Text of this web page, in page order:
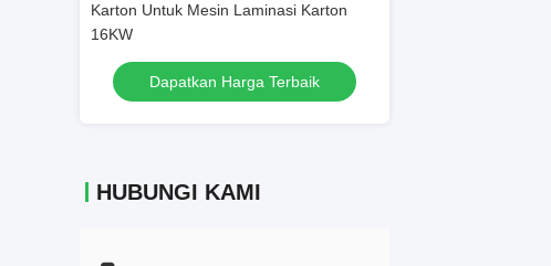
Mesin Laminating Karton Berkecepatan
Tinggi 105 Sepotong / Min
Dapatkan Harga Terbaik
HUBUNGI KAMI